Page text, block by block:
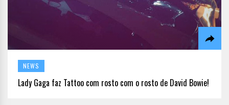
NEWS
Lady Gaga faz Tattoo com rosto com o rosto de David Bowie!